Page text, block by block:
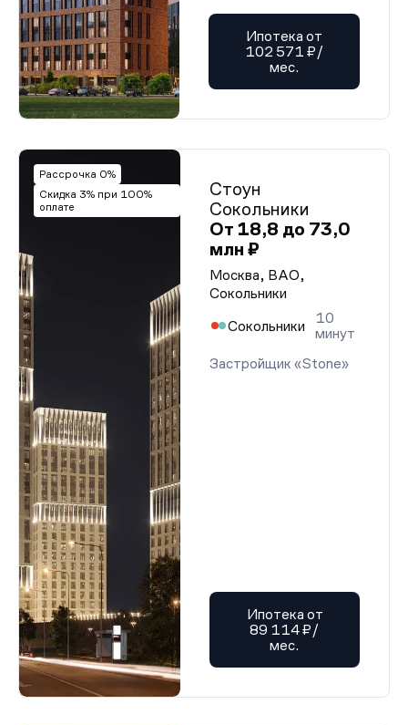
Ипотека от
102 571 ₽/
мес.
Рассрочка 0%
Скидка 3% при 100%
оплате
Стоун
Сокольники
От 18,8 до 73,0
млн ₽
Москва, ВАО,
Сокольники
Сокольники
10
минут
Застройщик «Stone»
Ипотека от
89 114 ₽/
мес.